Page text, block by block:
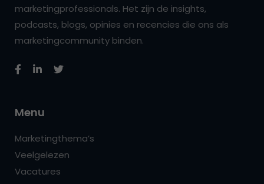
marketingprofessionals. Het zijn de insights,
podcasts, blogs, opinies en recencies die ons als
marketingcommunity binden.
Menu
Marketingthema’s
Veelgelezen
Vacatures